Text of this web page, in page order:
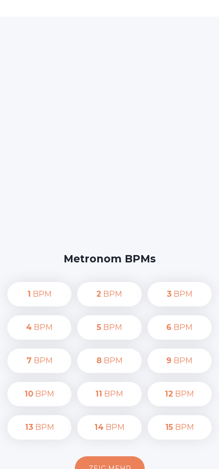
Metronom BPMs
1 BPM 2 BPM 3BPM
4 BPM 5BPM 6 BPM
7 BPM 8BPM 9 BPM
10 BPM 11 BPM 12 BPM
13BPM 14BPM 15BPM